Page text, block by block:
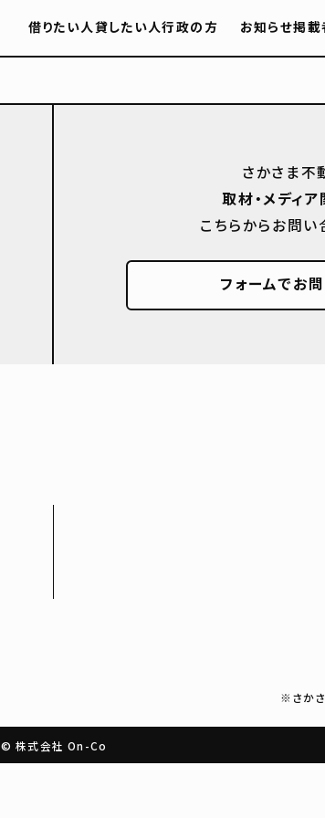
借りたい人貸したい人行政の方 お知らせ掲載
さかさま不
取材・メディ
こちらからお問い
フォームでお
※さかさ
© 株式会社 On-Co